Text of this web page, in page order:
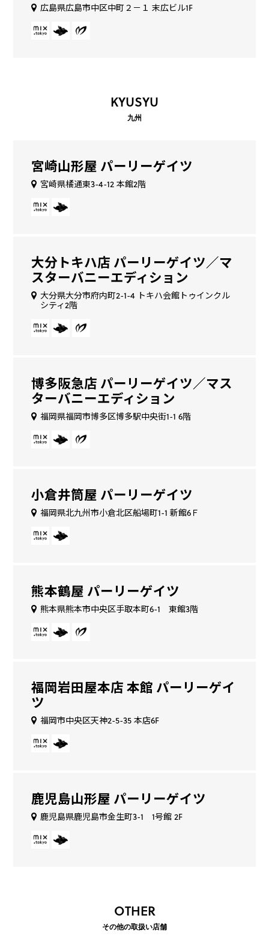
広島県広島市中区中町２－１ 末広ビル1F
KYUSYU
九州
宮崎山形屋 パーリーゲイツ
宮崎県橘通東3-4-12 本館2階
大分トキハ店 パーリーゲイツ／マ
スターバニーエディション
大分県大分市府内町2-1-4 トキハ会館トゥインクル
シティ2階
博多阪急店 パーリーゲイツ／マス
ターバニーエディション
福岡県福岡市博多区博多駅中央街1-1 6階
小倉井筒屋 パーリーゲイツ
福岡県北九州市小倉北区船場町1-1 新館6Ｆ
熊本鶴屋 パーリーゲイツ
熊本県熊本市中央区手取本町6-1 東館3階
福岡岩田屋本店 本館 パーリーゲイ
ツ
福岡市中央区天神2-5-35 本店6F
鹿児島山形屋 パーリーゲイツ
鹿児島県鹿児島市金生町3-1 1号館 2F
OTHER
その他の取扱い店舗